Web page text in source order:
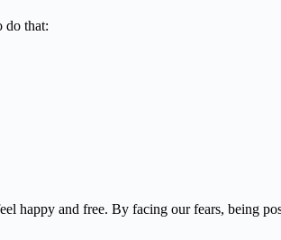
do that:
happy and free. By facing our fears, being